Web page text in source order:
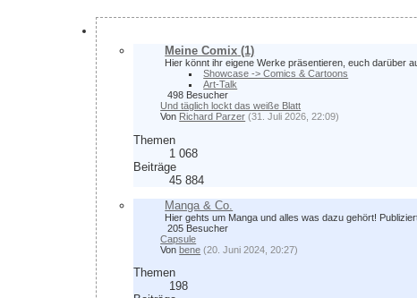
Meine Comix (1)
Hier könnt ihr eigene Werke präsentieren, euch darüber
Showcase -> Comics & Cartoons
Art-Talk
498 Besucher
Und täglich lockt das weiße Blatt
Von Richard Parzer (31. Juli 2026, 22:09)
Themen
1 068
Beiträge
45 884
Manga & Co.
Hier gehts um Manga und alles was dazu gehört!
205 Besucher
Capsule
Vonbene (20. Juni 2024, 20:27)
Themen
198